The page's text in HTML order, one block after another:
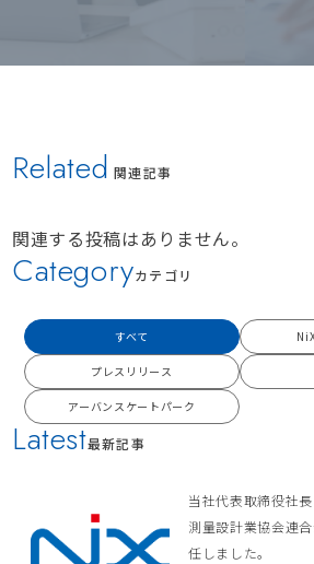
Related 関連記事
関連する投稿はありません。
Latest最新記事
当社代表取締役社
測量設計業協会連
任しました。
Categoryカテゴリ
すべて
プレスリリース
アーバンスケートパーク